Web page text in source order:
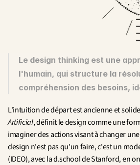
Le design thinking est une
l'humain, qui structure la
compréhension des besoins,
L'intuition de départ est ancienne et
Artificial, définit le design comme une
imaginer des actions visant à changer
design n'est pas qu'un faire, c'est un
(IDEO), avec la d.school de Stanford, en